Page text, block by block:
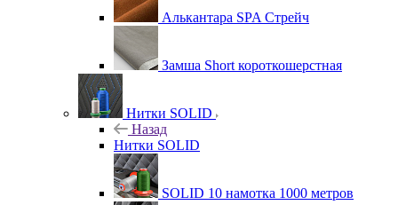
Алькантара SPA Стрейч
Замша Short короткошерстная
Нитки SOLID
Назад
Нитки SOLID
SOLID 10 намотка 1000 метров